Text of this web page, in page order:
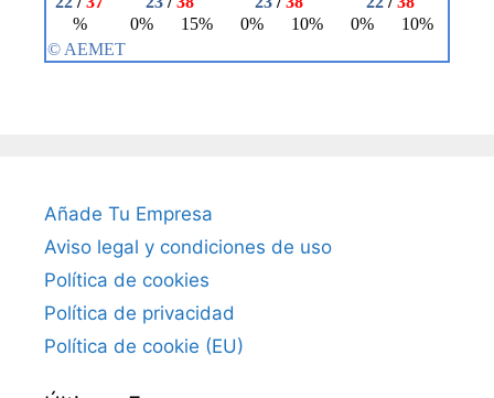
Añade Tu Empresa
Aviso legal y condiciones de uso
Política de cookies
Política de privacidad
Política de cookie (EU)